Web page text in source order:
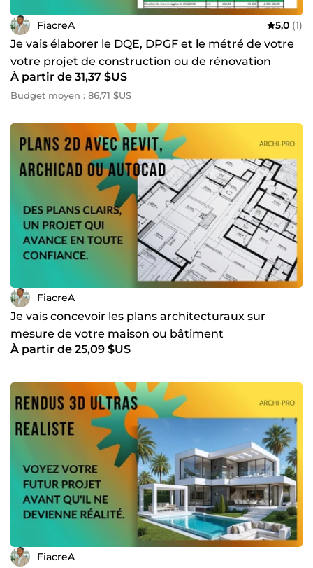
FiacreA 5,0 (1)
Je vais élaborer le DQE, DPGF et le métré de votre
votre projet de construction ou de rénovation
À partir de 31,37 $US
Budget moyen : 86,71 $US
FiacreA
Je vais concevoir les plans architecturaux sur
mesure de votre maison ou bâtiment
À partir de 25,09 $US
FiacreA